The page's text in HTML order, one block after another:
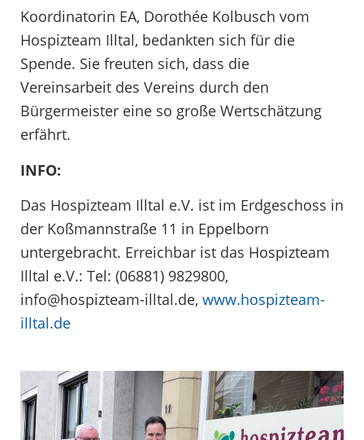
Koordinatorin EA, Dorothée Kolbusch vom
Hospizteam Illtal, bedankten sich für die
Spende. Sie freuten sich, dass die
Vereinsarbeit des Vereins durch den
Bürgermeister eine so große Wertschätzung
erfährt.
INFO:
Das Hospizteam Illtal e.V. ist im Erdgeschoss in
der Koßmannstraße 11 in Eppelborn
untergebracht. Erreichbar ist das Hospizteam
Illtal e.V.: Tel: (06881) 9829800,
info@hospizteam-illtal.de, www.hospizteam-
illtal.de